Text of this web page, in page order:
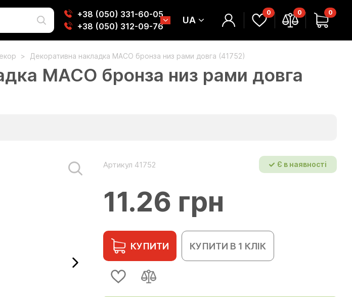
+38 (050) 331-60-05
+38 (050) 312-09-76
UA
0 0 0
Декоративна накладка MACO бронза низ рами довга (41752)
MACO бронза низ рами довга
Артикул 41752 Є в наявності
11.26 грн
КУПИТИ КУПИТИ В 1 КЛІК